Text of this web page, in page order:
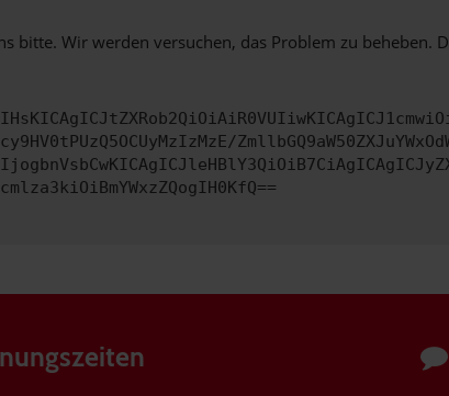
bitte. Wir werden versuchen, das Problem zu beheben.